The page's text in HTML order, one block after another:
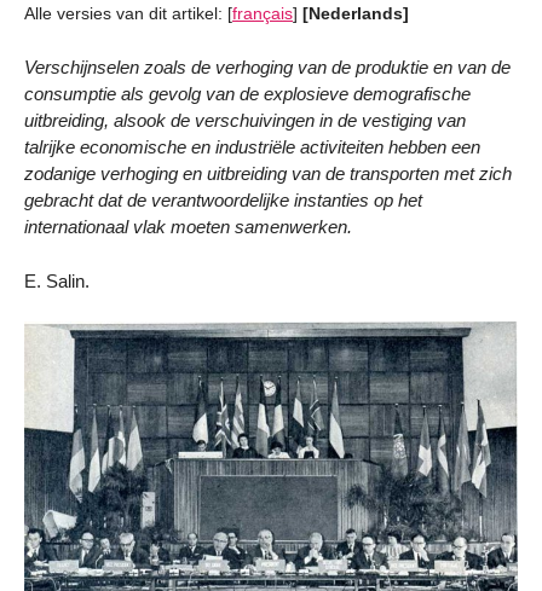
Alle versies van dit artikel: [français] [Nederlands]
Verschijnselen zoals de verhoging van de produktie en van de
consumptie als gevolg van de explosieve demografische
uitbreiding, alsook de verschuivingen in de vestiging van
talrijke economische en industriële activiteiten hebben een
zodanige verhoging en uitbreiding van de transporten met zich
gebracht dat de verantwoordelijke instanties op het
internationaal vlak moeten samenwerken.
E. Salin.